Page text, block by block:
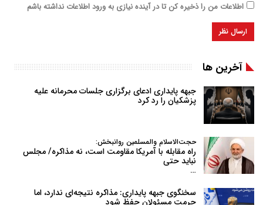
اطلاعات من را ذخیره کن تا در آینده نیازی به ورود اطلاعات نداشته باشم
آخرین ها
جبهه پایداری ادعای برگزاری جلسات محرمانه علیه
پزشکیان را رد کرد
حجت‌الاسلام والمسلمین روانبخش:
راه مقابله با آمریکا مقاومت است، نه مذاکره/ مجلس
نباید حتی
…
سخنگوی جبهه پایداری: مذاکره نتیجه‌ای ندارد، اما
حرمت مسئولان حفظ شود